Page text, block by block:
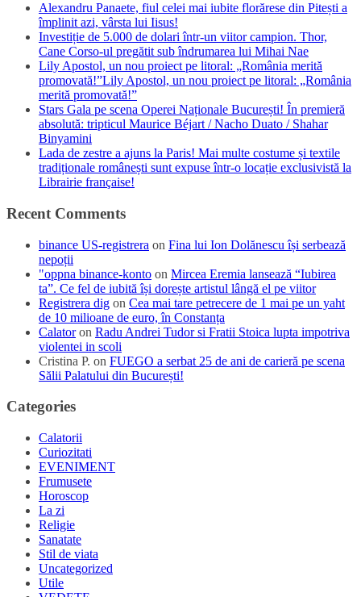
Alexandru Panaete, fiul celei mai iubite florărese din Pitești a
împlinit azi, vârsta lui Iisus!
Investiție de 5.000 de dolari într-un viitor campion. Thor,
Cane Corso-ul pregătit sub îndrumarea lui Mihai Nae
Lily Apostol, un nou proiect pe litoral: „România merită
promovată!”Lily Apostol, un nou proiect pe litoral: „România
merită promovată!”
Stars Gala pe scena Operei Naționale București! În premieră
absolută: tripticul Maurice Béjart / Nacho Duato / Shahar
Binyamini
Lada de zestre a ajuns la Paris! Mai multe costume și textile
tradiționale românești sunt expuse într-o locație exclusivistă la
Librairie française!
Recent Comments
binance US-registrera on Fina lui Ion Dolănescu își serbează
nepoții
"oppna binance-konto on Mircea Eremia lansează “Iubirea
ta”. Ce fel de iubită își dorește artistul lângă el pe viitor
Registrera dig on Cea mai tare petrecere de 1 mai pe un yaht
de 10 milioane de euro, în Constanța
Calatoron Radu Andrei Tudor si Fratii Stoica lupta impotriva
violentei in scoli
Cristina P. on FUEGO a serbat 25 de ani de carieră pe scena
Sălii Palatului din București!
Categories
Calatorii
Curiozitati
EVENIMENT
Frumusete
Horoscop
La zi
Religie
Sanatate
Stil de viata
Uncategorized
Utile